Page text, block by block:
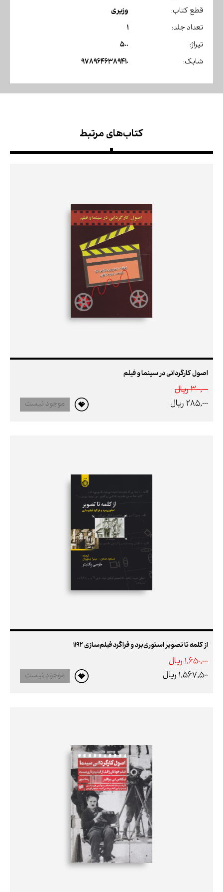
قطع کتاب: وزیری
تعداد جلد: 1
تیراژ: 500
شابک: 9789646389410
کتاب‌های مرتبط
اصول کارگردانی در سینما و فیلم
300,000 ريال
285,000 ريال
موجود نیست
از کلمه تا تصویر استوری‌برد و فراگرد فیلم‌سازی 1192
1,650,000 ريال
1,567,500 ريال
موجود نیست